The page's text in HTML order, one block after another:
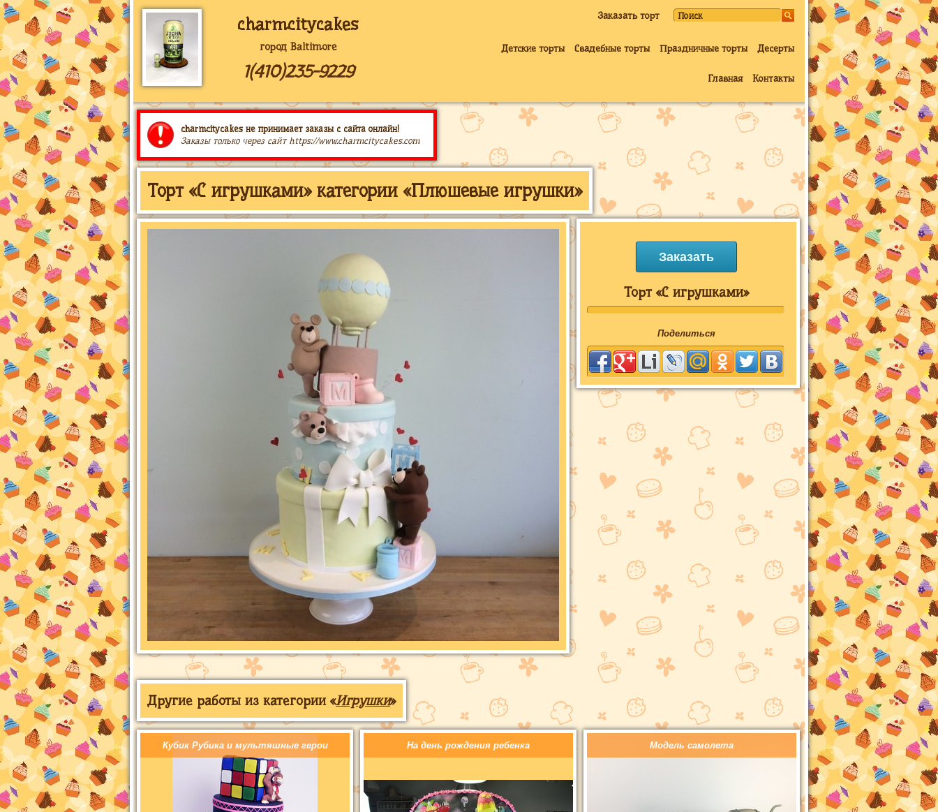
charmcitycakes
город Baltimore
1(410)235-9229
Заказать торт
Детские торты Свадебные торты Праздничные торты Десерты
Главная Контакты
charmcitycakes не принимает заказы с сайта онлайн!
Заказы только через сайт https://www.charmcitycakes.com
Торт «С игрушками» категории «Плюшевые игрушки»
Заказать
Торт «С игрушками»
Поделиться
Другие работы из категории «Игрушки»
Кубик Рубика и мультяшные герои На день рождения ребенка Модель самолета